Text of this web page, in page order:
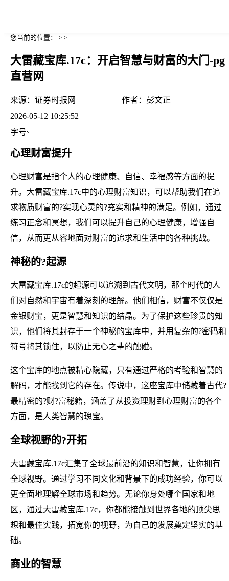
您当前的位置： > >
大雷藏宝库.17c：开启智慧与财富的大门-pg
直营网
来源： 证券时报网 作者： 彭文正
2026-05-12 10:25:52
字号
心理财富提升
心理财富是指个人的心理健康、自信、幸福感等方面的提
升。大雷藏宝库.17c中的心理财富知识，可以帮助我们在追
求物质财富的?实现心灵的?充实和精神的满足。例如，通过
练习正念和冥想，我们可以提升自己的心理健康，增强自
信，从而更从容地面对财富的追求和生活中的各种挑战。
神秘的?起源
大雷藏宝库.17c的起源可以追溯到古代文明，那个时代的人
们对自然和宇宙有着深刻的理解。他们相信，财富不仅仅是
金银财宝，更是智慧和知识的结晶。为了保护这些珍贵的知
识，他们将其封存于一个神秘的宝库中，并用复杂的?密码和
符号将其锁住，以防止无心之辈的触碰。
这个宝库的地点被精心隐藏，只有通过严格的考验和智慧的
解码，才能找到它的存在。传说中，这座宝库中储藏着古代?
最精密的?财?富秘籍，涵盖了从投资理财到心理财富的各个
方面，是人类智慧的瑰宝。
全球视野的?开拓
大雷藏宝库.17c汇集了全球最前沿的知识和智慧，让你拥有
全球视野。通过学习不同文化和背景下的成功经验，你可以
更全面地理解全球市场和趋势。无论你身处哪个国家和地
区，通过大雷藏宝库.17c，你都能接触到世界各地的顶尖思
想和最佳实践，拓宽你的视野，为自己的发展奠定坚实的基
础。
商业的智慧